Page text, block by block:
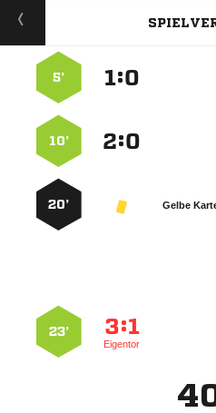
:
5’
:
10’
Gelbe
20’
:
Eigentor
23’